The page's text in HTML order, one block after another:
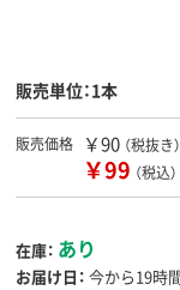
販売単位：1本
販売価格 ￥90 （税抜き）
￥99 （税込）
在庫： あり
お届け日： 今から19時